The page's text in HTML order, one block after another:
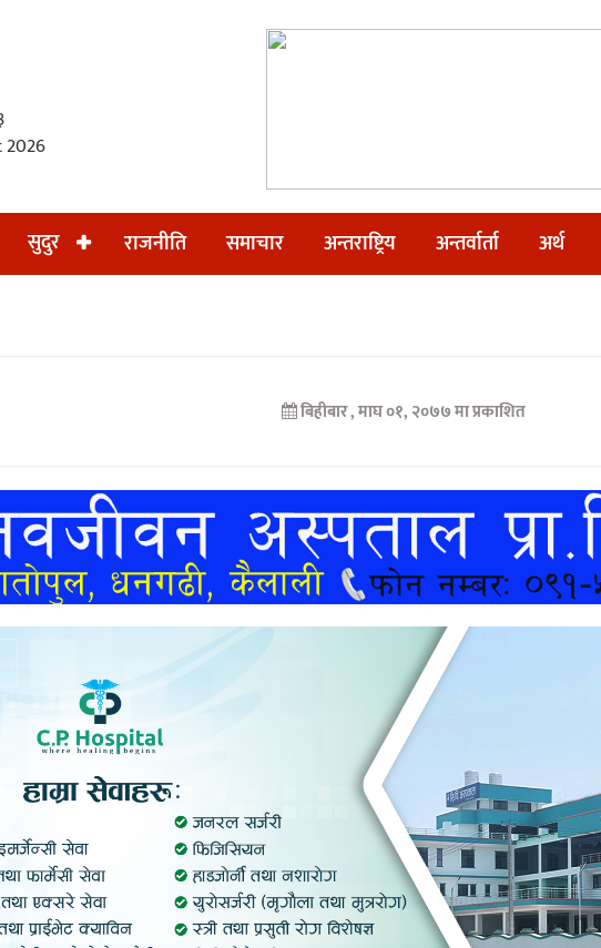
2026
सुदुर राजनीति समाचार अन्तराष्ट्रिय अन्तर्वार्ता अर्थ
बिहीबार , माघ ०१, २०७७ मा प्रकाशित